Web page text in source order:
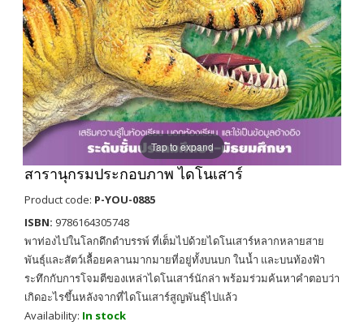
Tap to expand
สารานุกรมประกอบภาพ ไดโนเสาร์
Product code: P-YOU-0885
ISBN: 9786164305748
พาท่องไปในโลกดึกดำบรรพ์ ที่เต็มไปด้วยไดโนเสาร์หลากหลายสาย
พันธุ์และสัตว์เลื้อยคลานมากมายที่อยู่ทั้งบนบก ในน้ำ และบนท้องฟ้า
ระทึกกับการโจมตีของเหล่าไดโนเสาร์นักล่า พร้อมร่วมค้นหาคำตอบว่า
เกิดอะไรขึ้นหลังจากที่ไดโนเสาร์สูญพันธุ์ไปแล้ว
Availability: In stock